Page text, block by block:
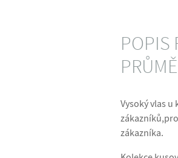
POPIS
Vysoký vlas
zákazníka.